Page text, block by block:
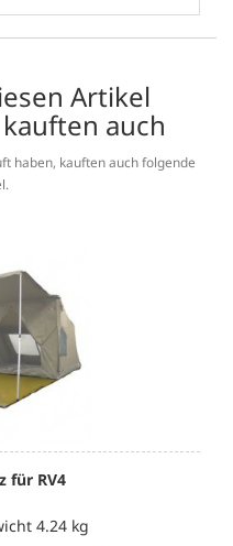
Artikel
auch
haben, kauften auch folgende
für RV4
4.24 kg